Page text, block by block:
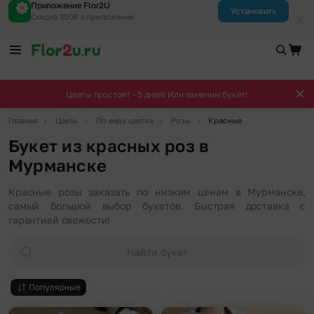
Приложение Flor2U
Скидка 300₽ в приложении
Установить
Цветы простоят - 5 дней! Или заменим букет!
Главная Цветы По виду цветка Розы Красные
Букет из красных роз в
Мурманске
Красные розы заказать по низким ценам в Мурманске,
самый большой выбор букетов. Быстрая доставка с
гарантией свежести!
Найти букет
Популярные